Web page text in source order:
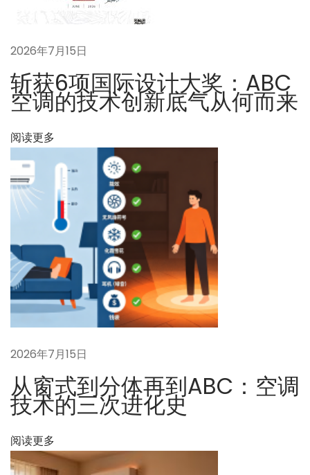
的
智
能
升
级
版
？
下
一
文
章
：
从
集
供
暖
到
独
立
精
调
节
A
B
2026年7月15日
斩获6项国际设计大奖：ABC
空调的技术创新底气从何而来
阅读更多
2026年7月15日
从窗式到分体再到ABC：空调
技术的三次进化史
阅读更多